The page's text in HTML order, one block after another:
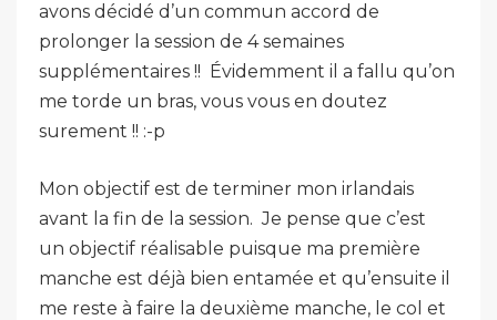
avons décidé d’un commun accord de
prolonger la session de 4 semaines
supplémentaires !! Évidemment il a fallu qu’on
me torde un bras, vous vous en doutez
surement !! :-p
Mon objectif est de terminer mon irlandais
avant la fin de la session. Je pense que c’est
un objectif réalisable puisque ma première
manche est déjà bien entamée et qu’ensuite il
me reste à faire la deuxième manche, le col et